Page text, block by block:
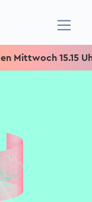
15.15 Uhr &